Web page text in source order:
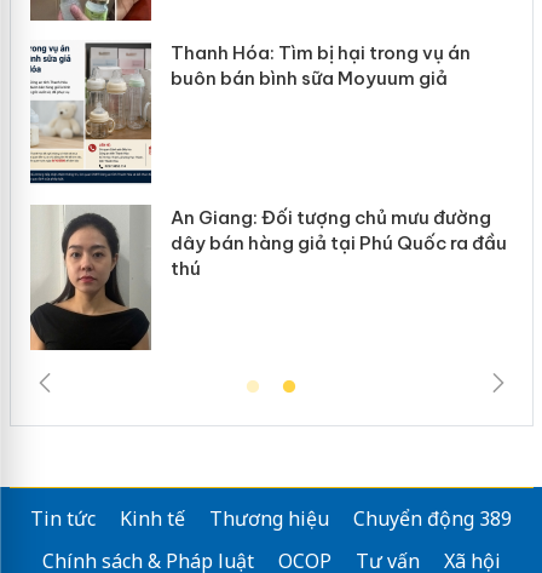
hại trong vụ án
Moyuum giả
chủ mưu đường
Phú Quốc ra đầu
Hưng Yên: Xử lý 6 hộ
hàng giả mạo nhãn hiệu
Cà Mau: Tiêu hủy công
ngàn sản phẩm nhập
Tin tức Kinh tế Thương hiệu
Chuyển động 389
Chính sách & Pháp luật
OCOP Tư vấn
Xã hội